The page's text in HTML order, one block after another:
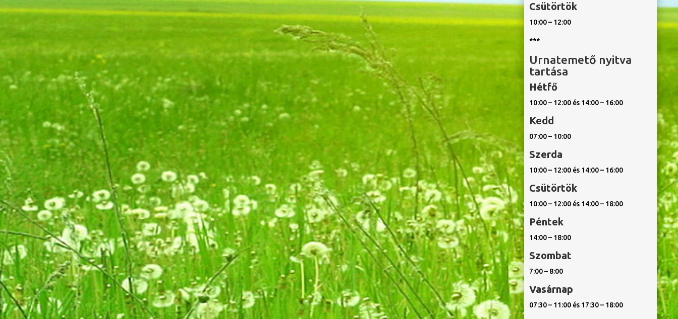
Csütörtök
10:00 – 12:00
***
Urnatemető nyitva
tartása
Hétfő
10:00 – 12:00 és 14:00 – 16:00
Kedd
07:00 – 10:00
Szerda
10:00 – 12:00 és 14:00 – 16:00
Csütörtök
10:00 – 12:00 és 14:00 – 18:00
Péntek
14:00 – 18:00
Szombat
7:00 – 8:00
Vasárnap
07:30 – 11:00 és 17:30 – 18:00